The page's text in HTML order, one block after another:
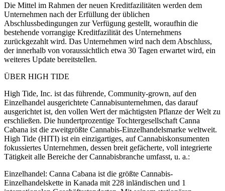
Die Mittel im Rahmen der neuen Kreditfazilitäten werden dem
Unternehmen nach der Erfüllung der üblichen
Abschlussbedingungen zur Verfügung gestellt, woraufhin die
bestehende vorrangige Kreditfazilität des Unternehmens
zurückgezahlt wird. Das Unternehmen wird nach dem Abschluss,
der innerhalb von voraussichtlich etwa 30 Tagen erwartet wird, ein
weiteres Update bereitstellen.
ÜBER HIGH TIDE
High Tide, Inc. ist das führende, Community-grown, auf den
Einzelhandel ausgerichtete Cannabisunternehmen, das darauf
ausgerichtet ist, den vollen Wert der mächtigsten Pflanze der Welt zu
erschließen. Die hundertprozentige Tochtergesellschaft Canna
Cabana ist die zweitgrößte Cannabis-Einzelhandelsmarke weltweit.
High Tide (HITI) ist ein einzigartiges, auf Cannabiskonsumenten
fokussiertes Unternehmen, dessen breit gefächerte, voll integrierte
Tätigkeit alle Bereiche der Cannabisbranche umfasst, u. a.:
Einzelhandel: Canna Cabana ist die größte Cannabis-
Einzelhandelskette in Kanada mit 228 inländischen und 1